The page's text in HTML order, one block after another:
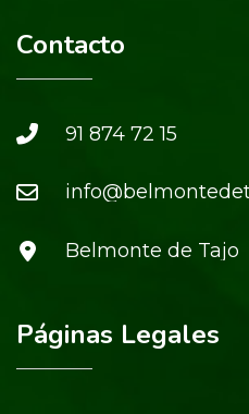
Contacto
91 874 72 15
Belmonte de Tajo
Páginas Legales